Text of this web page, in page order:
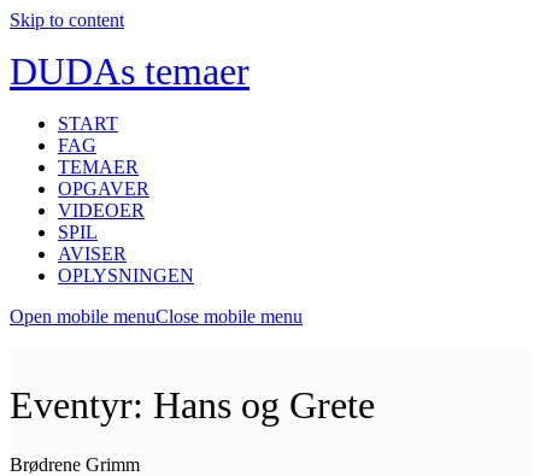
Skip to content
DUDAs temaer
START
FAG
TEMAER
OPGAVER
VIDEOER
SPIL
AVISER
OPLYSNINGEN
Open mobile menuClose mobile menu
Eventyr: Hans og Grete
Brødrene Grimm